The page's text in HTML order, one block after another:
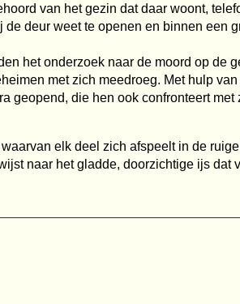
van het gezin dat daar woont,
deur weet te openen en binnen een
het onderzoek naar de moord op de
met zich meedroeg. Met hulp
geopend, die hen ook confronteert met
elk deel zich afspeelt in de
naar het gladde, doorzichtige ijs dat